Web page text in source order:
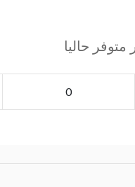
متوفر حاليا
0